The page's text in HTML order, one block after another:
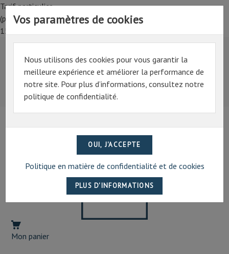
Tarif particulier,
(professionnel, connectez-vous pour bénéficier de la remise de
15%)
Tarif particulier,
(professionnel, connectez-vous pour bénéficier de la
remise de 15%)
07 69 94 13 47
Mon panier
Vos paramètres de cookies
Nous utilisons des cookies pour vous garantir la
meilleure expérience et améliorer la performance de
notre site. Pour plus d’informations, consultez notre
politique de confidentialité.
Politique en matière de confidentialité et de cookies